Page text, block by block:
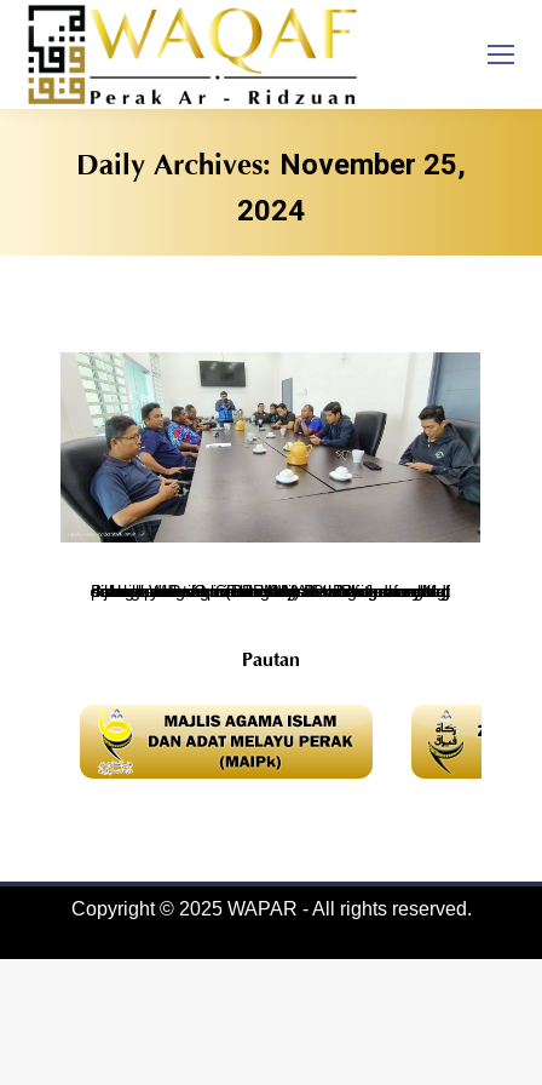
Daily Archives:
November 25,
2024
Bahagian Pengurusan dan Pembangunan Mal dan Wakaf (BPPMW) komited bagi mengoptimumkan manfaat tanah-tanah wakaf saraan di seluruh negeri Perak melalui pelaksanaan Ops Tanah MAIPk. Program yang dijalankan secara sukuan tahun mengikut daerah dan zon ini bertujuan bagi memantau dan memastikan tanah-tanah wakaf saraan di seluruh negeri ini diusaha dan dimanfaatkan sebaiknya. Semoga usaha yang dilaksanakan…
Pautan
Copyright © 2025 WAPAR - All rights reserved.